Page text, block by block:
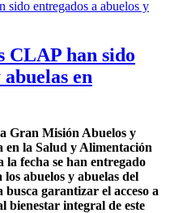
CLAP han sido
en
Gran Misión Abuelos y
en la Salud y Alimentación
la fecha se han entregado
abuelos y abuelas del
garantizar el acceso a
bienestar integral de este